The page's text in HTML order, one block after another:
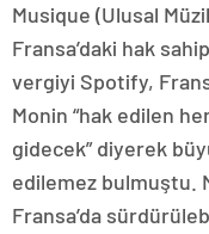
Musique (Ulusal
Fransa’daki hak
vergiyi Spotify,
Monin “hak edilen
gidecek” diyerek
edilemez bulmuştu.
Fransa’da